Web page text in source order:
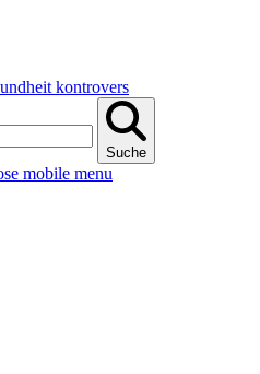
Suche
mobile menu